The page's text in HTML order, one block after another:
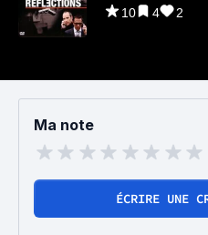
10 4 2
Ma note
ÉCRIRE UNE